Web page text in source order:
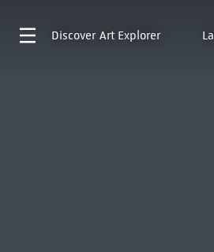
Discover Art Explorer